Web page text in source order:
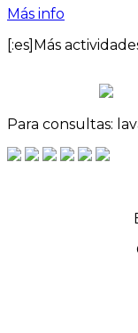
Más info
[:es]Más
Para consultas: